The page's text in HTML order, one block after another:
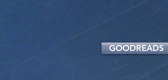
GOODREADS